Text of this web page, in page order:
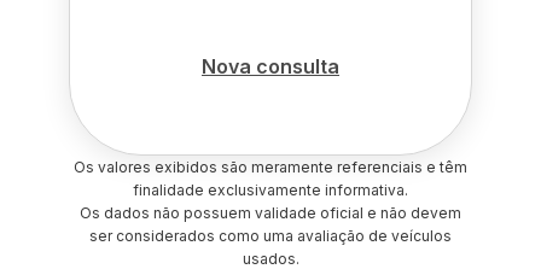
Nova consulta
Os valores exibidos são meramente referenciais e têm
finalidade exclusivamente informativa.
Os dados não possuem validade oficial e não devem
ser considerados como uma avaliação de veículos
usados.